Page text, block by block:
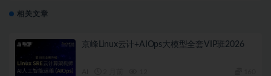
相关文章
京峰Linux云计+AIOps大模型全套VIP班2026